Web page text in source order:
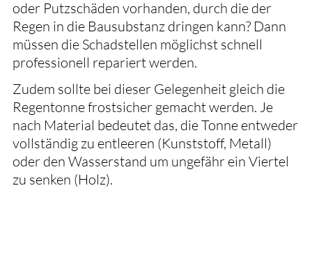
oder Putzschäden vorhanden, durch die der
Regen in die Bausubstanz dringen kann? Dann
müssen die Schadstellen möglichst schnell
professionell repariert werden.
Zudem sollte bei dieser Gelegenheit gleich die
Regentonne frostsicher gemacht werden. Je
nach Material bedeutet das, die Tonne entweder
vollständig zu entleeren (Kunststoff, Metall)
oder den Wasserstand um ungefähr ein Viertel
zu senken (Holz).